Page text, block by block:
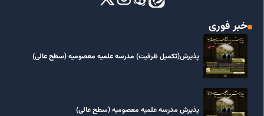
خبر فوری
پذیرش(تکمیل ظرفیت) مدرسه علمیه معصومیه‌ (سطح عالی)
پذیرش مدرسه علمیه معصومیه‌ (سطح عالی)